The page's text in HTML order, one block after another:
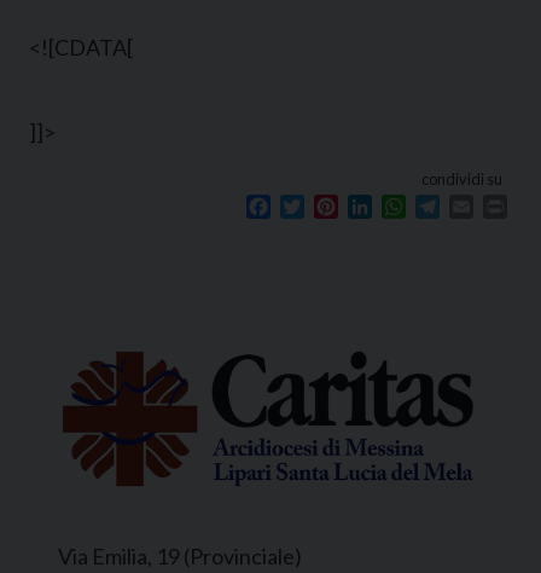
<![CDATA[
]]>
condividi su
Facebook
TwitterPinterestLinkedInWhatsApp
Via Emilia, 19 (Provinciale)